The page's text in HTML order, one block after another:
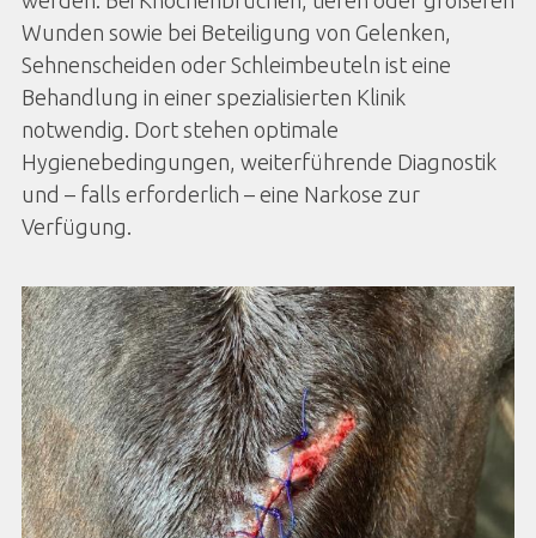
Wunden sowie bei Beteiligung von Gelenken,
Sehnenscheiden oder Schleimbeuteln ist eine
Behandlung in einer spezialisierten Klinik
notwendig. Dort stehen optimale
Hygienebedingungen, weiterführende Diagnostik
und – falls erforderlich – eine Narkose zur
Verfügung.